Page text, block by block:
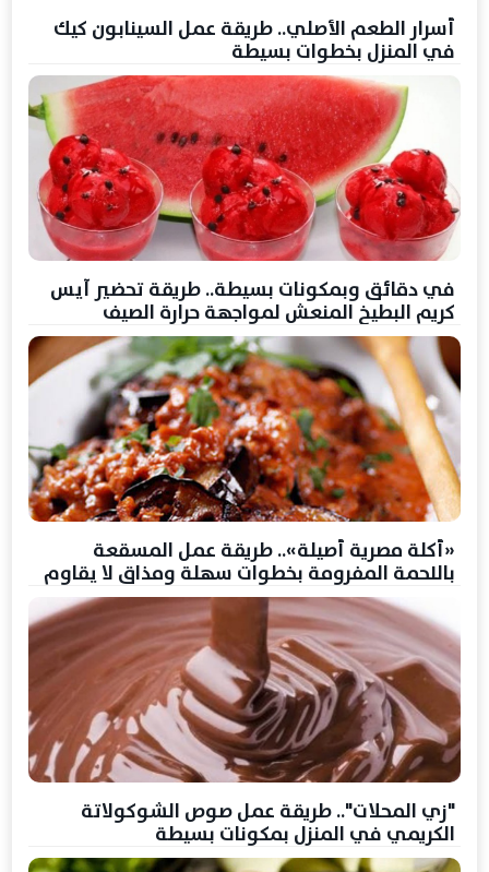
أسرار الطعم الأصلي.. طريقة عمل السينابون كيك
في المنزل بخطوات بسيطة
في دقائق وبمكونات بسيطة.. طريقة تحضير آيس
كريم البطيخ المنعش لمواجهة حرارة الصيف
«أكلة مصرية أصيلة».. طريقة عمل المسقعة
باللحمة المفرومة بخطوات سهلة ومذاق لا يقاوم
"زي المحلات".. طريقة عمل صوص الشوكولاتة
الكريمي في المنزل بمكونات بسيطة